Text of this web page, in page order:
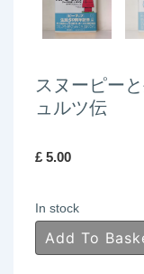
スヌーピー
ュルツ伝
£ 5.00
In stock
ヌ
Add To